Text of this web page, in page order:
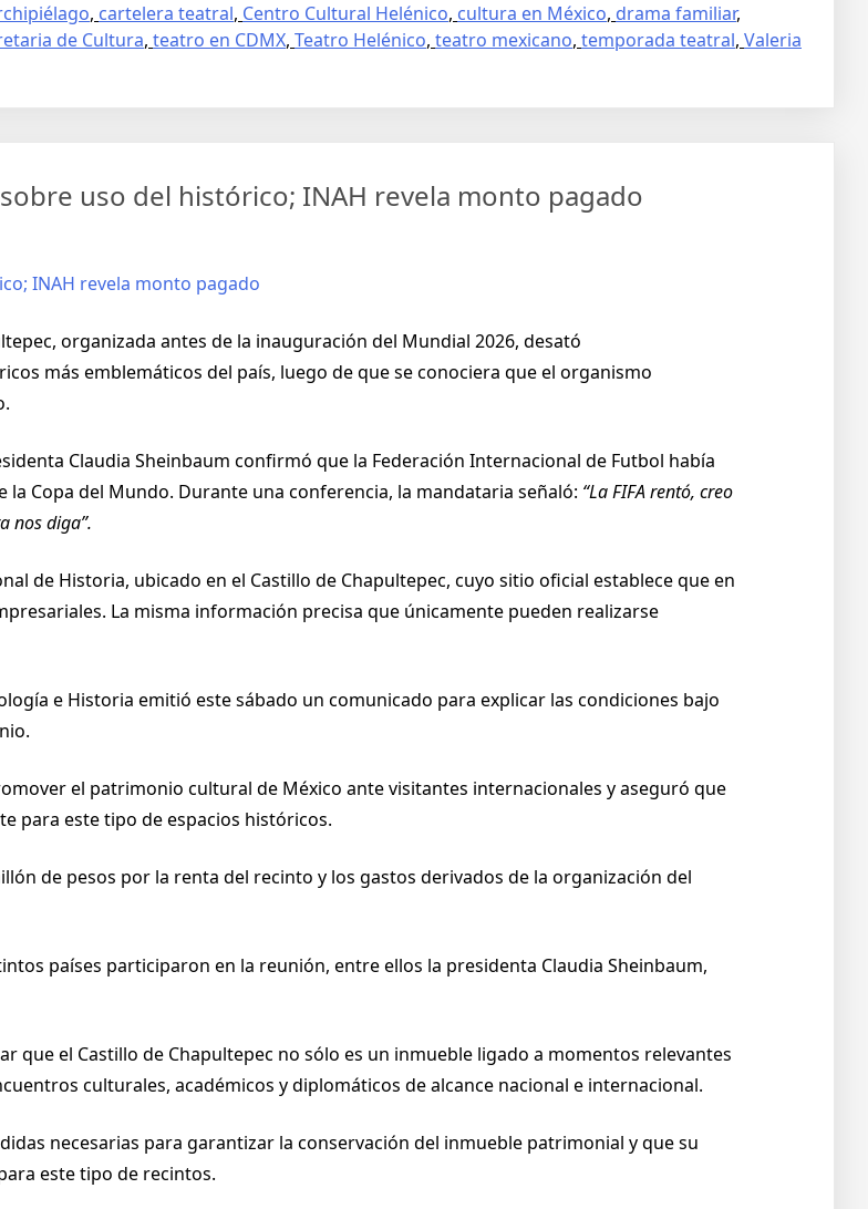
, cartelera teatral, Centro Cultural Helénico, cultura en México, drama familiar,
de Cultura, teatro en CDMX, Teatro Helénico, teatro mexicano, temporada teatral, Valeria
uso del histórico; INAH revela monto pagado
organizada antes de la inauguración del Mundial 2026, desató
más emblemáticos del país, luego de que se conociera que el organismo
Claudia Sheinbaum confirmó que la Federación Internacional de Futbol había
Copa del Mundo. Durante una conferencia, la mandataria señaló: “La FIFA rentó, creo
nos diga”.
de Historia, ubicado en el Castillo de Chapultepec, cuyo sitio oficial establece que en
La misma información precisa que únicamente pueden realizarse
e Historia emitió este sábado un comunicado para explicar las condiciones bajo
el patrimonio cultural de México ante visitantes internacionales y aseguró que
para este tipo de espacios históricos.
de pesos por la renta del recinto y los gastos derivados de la organización del
países participaron en la reunión, entre ellos la presidenta Claudia Sheinbaum,
que el Castillo de Chapultepec no sólo es un inmueble ligado a momentos relevantes
culturales, académicos y diplomáticos de alcance nacional e internacional.
necesarias para garantizar la conservación del inmueble patrimonial y que su
este tipo de recintos.